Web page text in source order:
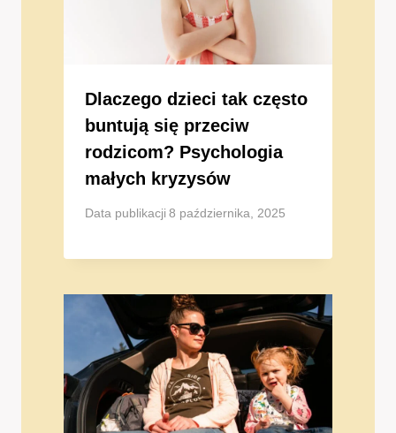
Dlaczego dzieci tak często
buntują się przeciw
rodzicom? Psychologia
małych kryzysów
Data publikacji 8 października, 2025